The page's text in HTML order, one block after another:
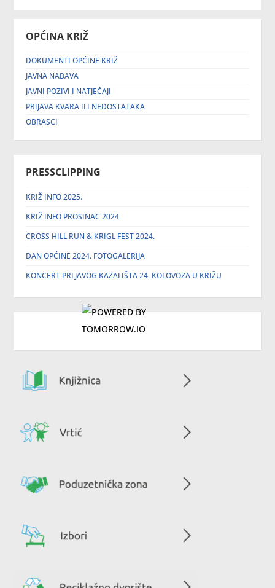
OPĆINA KRIŽ
DOKUMENTI OPĆINE KRIŽ
JAVNA NABAVA
JAVNI POZIVI I NATJEČAJI
PRIJAVA KVARA ILI NEDOSTATAKA
OBRASCI
PRESSCLIPPING
KRIŽ INFO 2025.
KRIŽ INFO PROSINAC 2024.
CROSS HILL RUN & KRIGL FEST 2024.
DAN OPĆINE 2024. FOTOGALERIJA
KONCERT PRLJAVOG KAZALIŠTA 24. KOLOVOZA U KRIŽU